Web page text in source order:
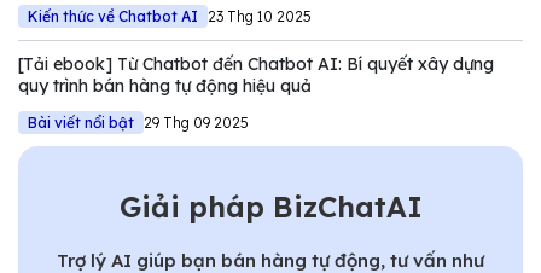
Kiến thức về Chatbot AI 23 Thg 10 2025
[Tải ebook] Từ Chatbot đến Chatbot AI: Bí quyết xây dựng
quy trình bán hàng tự động hiệu quả
Bài viết nổi bật 29 Thg 09 2025
Giải pháp BizChatAI
Trợ lý AI giúp bạn bán hàng tự động, tư vấn như